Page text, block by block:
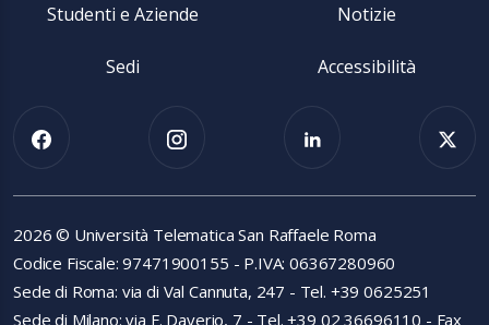
Studenti e Aziende Notizie
Sedi Accessibilità
2026 © Università Telematica San Raffaele Roma
Codice Fiscale: 97471900155 - P.IVA: 06367280960
Sede di Roma: via di Val Cannuta, 247 - Tel. +39 0625251
Sede di Milano: via F. Daverio, 7 - Tel. +39 02 36696110 - Fax